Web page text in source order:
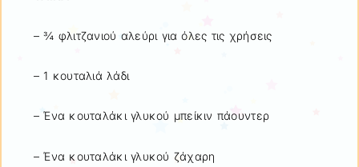
– ¾ φλιτζανιού αλεύρι για όλες τις χρήσεις
– 1 κουταλιά λάδι
– Ένα κουταλάκι γλυκού μπείκιν πάουντερ
– Ένα κουταλάκι γλυκού ζάχαρη